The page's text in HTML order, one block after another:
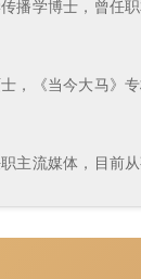
播学博士，曾任
，《当今大马》
主流媒体，目前从